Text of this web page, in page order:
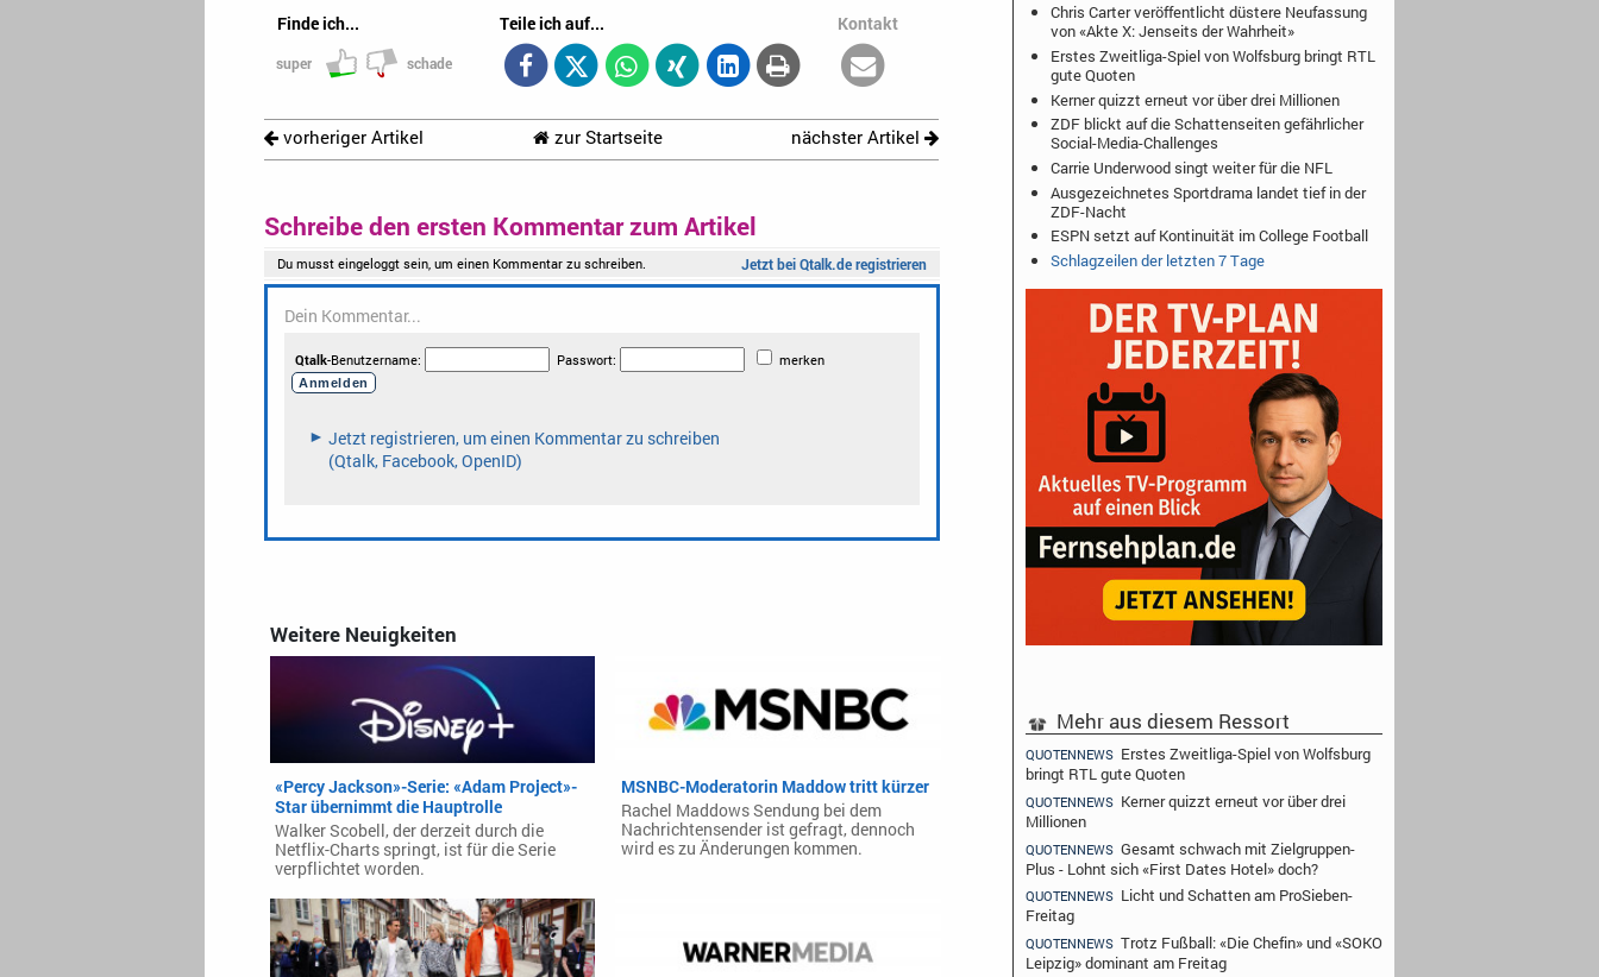
Finde ich...
super schade
Teile ich auf... Kontakt
vorheriger Artikel zur Startseite nächster Artikel
Schreibe den ersten Kommentar zum Artikel
Weitere Neuigkeiten
«Percy Jackson»-Serie: «Adam Project»-
Star übernimmt die Hauptrolle
Walker Scobell, der derzeit durch die
Netflix-Charts springt, ist für die Serie
verpflichtet worden.
MSNBC-Moderatorin Maddow tritt kürzer
Rachel Maddows Sendung bei dem
Nachrichtensender ist gefragt, dennoch
wird es zu Änderungen kommen.
Chris Carter veröffentlicht düstere Neufassung
von «Akte X: Jenseits der Wahrheit»
Erstes Zweitliga-Spiel von Wolfsburg bringt RTL
gute Quoten
Kerner quizzt erneut vor über drei Millionen
ZDF blickt auf die Schattenseiten gefährlicher
Social-Media-Challenges
Carrie Underwood singt weiter für die NFL
Ausgezeichnetes Sportdrama landet tief in der
ZDF-Nacht
ESPN setzt auf Kontinuität im College Football
Schlagzeilen der letzten 7 Tage
Mehr aus diesem Ressort
QUOTENNEWS Erstes Zweitliga-Spiel von Wolfsburg
bringt RTL gute Quoten
QUOTENNEWS Kerner quizzt erneut vor über drei
Millionen
QUOTENNEWS Gesamt schwach mit Zielgruppen-
Plus - Lohnt sich «First Dates Hotel» doch?
QUOTENNEWS Licht und Schatten am ProSieben-
Freitag
QUOTENNEWS Trotz Fußball: «Die Chefin» und «SOKO
Leipzig» dominant am Freitag